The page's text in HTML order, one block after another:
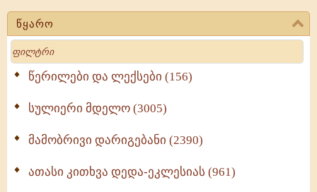
წყარო
Search
წერილები და ლექსები (156)
სულიერი მდელო (3005)
მამობრივი დარიგებანი (2390)
ათასი კითხვა დედა-ეკლესიას (961)